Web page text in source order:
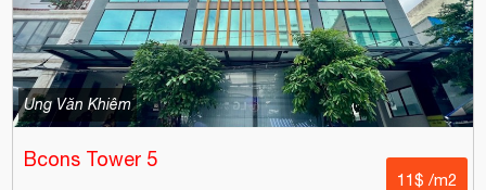
Ung Văn Khiêm
Bcons Tower 5
11$ /m2